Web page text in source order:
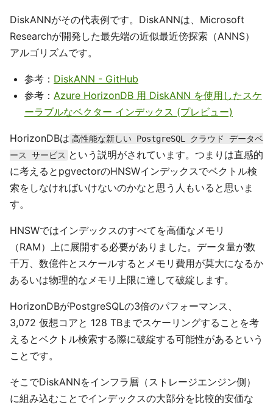
DiskANNがその代表例です。DiskANNは、Microsoft
Researchが開発した最先端の近似最近傍探索（ANNS）
アルゴリズムです。
参考： DiskANN - GitHub
参考： Azure HorizonDB 用 DiskANN を使用したスケ
ーラブルなベクター インデックス (プレビュー)
HorizonDBは 高性能な新しい PostgreSQL クラウド データベ
ース サービス という説明がされています。つまりは直感的
に考えるとpgvectorのHNSWインデックスでベクトル検
索をしなければいけないのかなと思う人もいると思いま
す。
HNSWではインデックスのすべてを高価なメモリ
（RAM）上に展開する必要がありました。データ量が数
千万、数億件とスケールするとメモリ費用が莫大になるか
あるいは物理的なメモリ上限に達して破綻します。
HorizonDBがPostgreSQLの3倍のパフォーマンス、
3,072 仮想コアと 128 TBまでスケーリングすることを考
えるとベクトル検索する際に破綻する可能性があるという
ことです。
そこでDiskANNをインフラ層（ストレージエンジン側）
に組み込むことでインデックスの大部分を比較的安価な